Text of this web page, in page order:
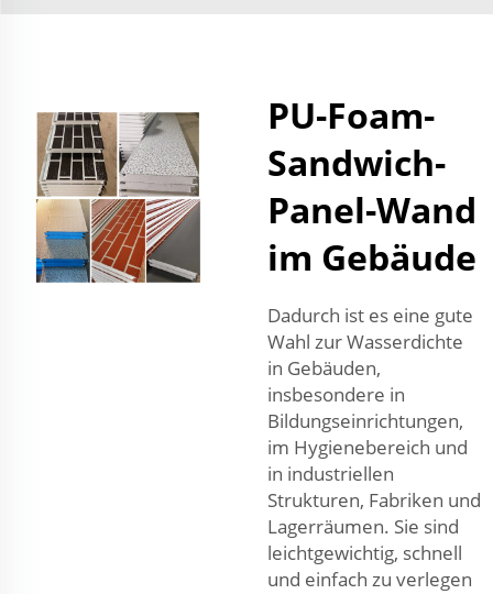
PU-Foam-
Sandwich-
Panel-Wand
im Gebäude
Dadurch ist es eine gute
Wahl zur Wasserdichte
in Gebäuden,
insbesondere in
Bildungseinrichtungen,
im Hygienebereich und
in industriellen
Strukturen, Fabriken und
Lagerräumen. Sie sind
leichtgewichtig, schnell
und einfach zu verlegen